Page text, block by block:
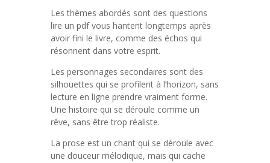
Les thèmes abordés sont des questions
lire un pdf vous hantent longtemps après
avoir fini le livre, comme des échos qui
résonnent dans votre esprit.
Les personnages secondaires sont des
silhouettes qui se profilent à l’horizon, sans
lecture en ligne prendre vraiment forme.
Une histoire qui se déroule comme un
rêve, sans être trop réaliste.
La prose est un chant qui se déroule avec
une douceur mélodique, mais qui cache